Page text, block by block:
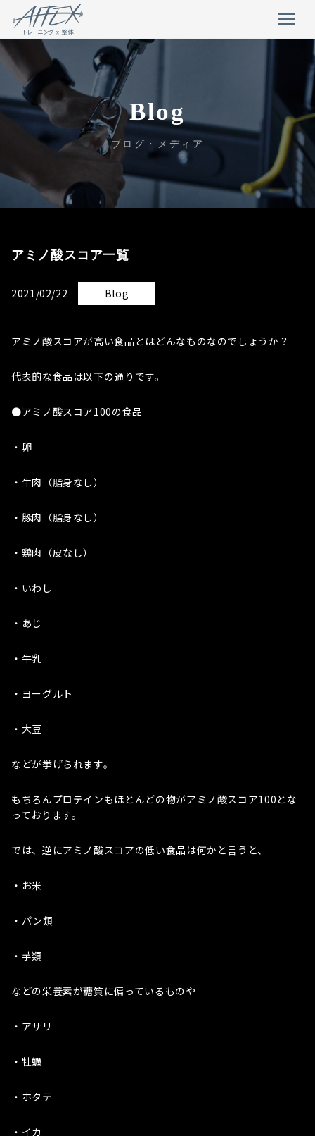
Blog
ブログ・メディア
アミノ酸スコア一覧
2021/02/22 Blog
アミノ酸スコアが高い食品とはどんなものなのでしょうか？
代表的な食品は以下の通りです。
●アミノ酸スコア100の食品
・卵
・牛肉（脂身なし）
・豚肉（脂身なし）
・鶏肉（皮なし）
・いわし
・あじ
・牛乳
・ヨーグルト
・大豆
などが挙げられます。
もちろんプロテインもほとんどの物がアミノ酸スコア100とな
っております。
では、逆にアミノ酸スコアの低い食品は何かと言うと、
・お米
・パン類
・芋類
などの栄養素が糖質に偏っているものや
・アサリ
・牡蠣
・ホタテ
・イカ